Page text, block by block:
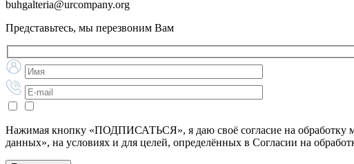
buhgalteria@urcompany.org
Представьтесь, мы перезвоним Вам
Нажимая кнопку «ПОДПИСАТЬСЯ», я даю своё согласие на обработку
данных», на условиях и для целей, определённых в Согласии на